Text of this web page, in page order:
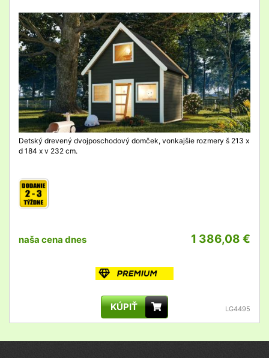
detail
Detský drevený dvojposchodový domček, vonkajšie rozmery š 213 x
d 184 x v 232 cm.
naša cena dnes 1 386,08 €
KÚPIŤ LG4495